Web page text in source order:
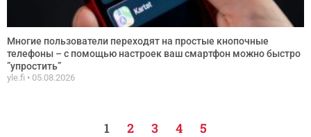
Многие пользователи переходят на простые кнопочные
телефоны – с помощью настроек ваш смартфон можно быстро
”упростить”
yle.fi 05.08.2026
1 2 3 4 5